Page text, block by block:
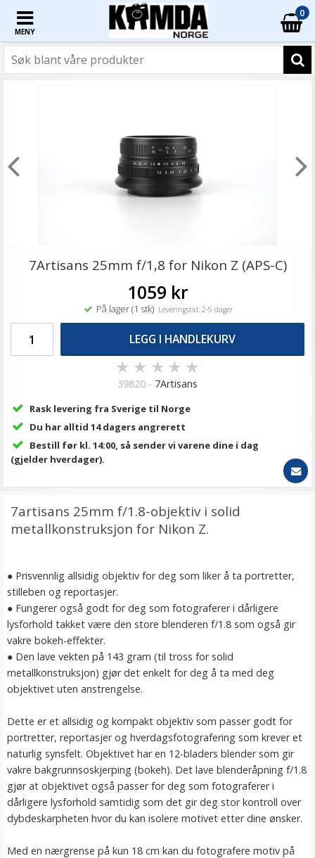
MENY
0
7Artisans 25mm f/1,8 for Nikon Z (APS-C)
1059 kr
På lager (1 stk)Leveringstid: 2-5 dager
LEGG I HANDLEKURV
★ ★ ★ ★ ★
39820 - 7Artisans
Rask levering fra Sverige til Norge
Du har alltid 14 dagers angrerett
Bestill før kl. 14:00, så sender vi varene dine i dag
(gjelder hverdager).
7artisans 25mm f/1.8-objektiv i solid
metallkonstruksjon for Nikon Z.
● Prisvennlig allsidig objektiv for deg som liker å ta portretter,
stilleben og reportasjer.
● Fungerer også godt for deg som fotograferer i dårligere
lysforhold takket være den store blenderen f/1.8 som også gir
vakre bokeh-effekter.
● Den lave vekten på 143 gram (til tross for solid
metallkonstruksjon) gjør det enkelt for deg å ta med deg
objektivet uten anstrengelse.
Dette er et allsidig og kompakt objektiv som passer godt for
portretter, reportasjer og hverdagsfotografering som krever et
naturlig synsfelt. Objektivet har en 12-bladers blender som gir
vakre bakgrunnsoskjerping (bokeh). Det lave blenderåpning f/1.8
gjør at objektivet også passer for deg som fotograferer i
dårligere lysforhold samtidig som det gir deg stor kontroll over
dybdeskarpheten hvor du kan isolere motivet etter dine ønsker.
Med en nærgrense på kun 18 cm kan du fotografere motiv på